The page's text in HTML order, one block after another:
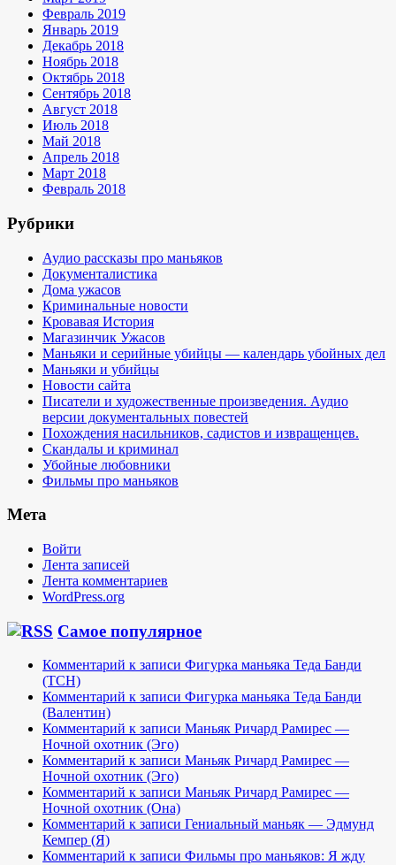
Февраль 2019
Январь 2019
Декабрь 2018
Ноябрь 2018
Октябрь 2018
Сентябрь 2018
Август 2018
Июль 2018
Май 2018
Апрель 2018
Март 2018
Февраль 2018
Рубрики
Аудио рассказы про маньяков
Документалистика
Дома ужасов
Криминальные новости
Кровавая История
Магазинчик Ужасов
Маньяки и серийные убийцы — календарь убойных дел
Маньяки и убийцы
Новости сайта
Писатели и художественные произведения. Аудио
версии документальных повестей
Похождения насильников, садистов и извращенцев.
Скандалы и криминал
Убойные любовники
Фильмы про маньяков
Мета
Войти
Лента записей
Лента комментариев
WordPress.org
Самое популярное
Комментарий к записи Фигурка маньяка Теда Банди
(TCH)
Комментарий к записи Фигурка маньяка Теда Банди
(Валентин)
Комментарий к записи Маньяк Ричард Рамирес —
Ночной охотник (Эго)
Комментарий к записи Маньяк Ричард Рамирес —
Ночной охотник (Эго)
Комментарий к записи Маньяк Ричард Рамирес —
Ночной охотник (Она)
Комментарий к записи Гениальный маньяк — Эдмунд
Кемпер (Я)
Комментарий к записи Фильмы про маньяков: Я жду